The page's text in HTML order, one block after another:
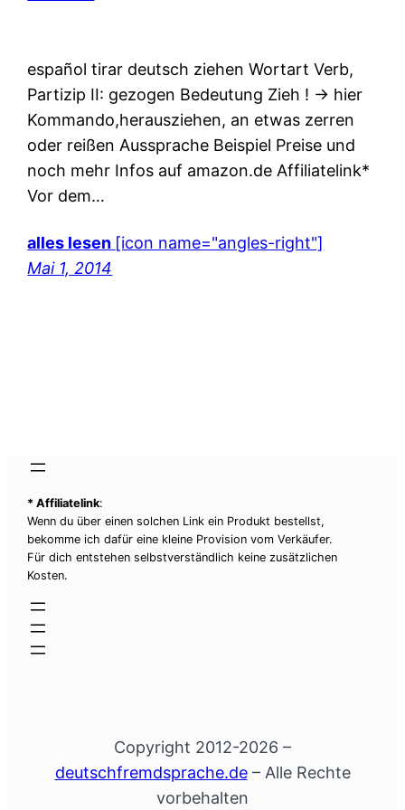
español tirar deutsch ziehen Wortart Verb,
Partizip II: gezogen Bedeutung Zieh ! -> hier
Kommando,herausziehen, an etwas zerren
oder reißen Aussprache Beispiel Preise und
noch mehr Infos auf amazon.de Affiliatelink*
Vor dem…
alles lesen [icon name="angles-right"]
Mai 1, 2014
* Affiliatelink:
Wenn du über einen solchen Link ein Produkt bestellst,
bekomme ich dafür eine kleine Provision vom Verkäufer.
Für dich entstehen selbstverständlich keine zusätzlichen
Kosten.
Copyright 2012-2026 –
deutschfremdsprache.de– Alle Rechte
vorbehalten